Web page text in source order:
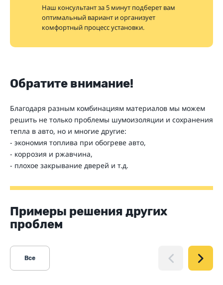
Наш консультант за 5 минут подберет вам
оптимальный вариант и организует
комфортный процесс установки.
Обратите внимание!
Благодаря разным комбинациям материалов мы можем
решить не только проблемы шумоизоляции и сохранения
тепла в авто, но и многие другие:
- экономия топлива при обогреве авто,
- коррозия и ржавчина,
- плохое закрывание дверей и т.д.
Примеры решения других
проблем
Все